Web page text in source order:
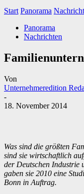
Start Panorama
Panorama
Nachrichten
Von
Unternehmeredition
-
18. November 2014
Was sind die größten
sind sie wirtschaftlich
der Deutschen Industrie
gaben sie 2010 eine
Bonn in Auftrag.